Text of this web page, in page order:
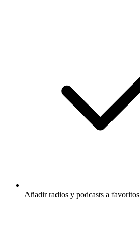
Añadir radios y podcasts a favoritos